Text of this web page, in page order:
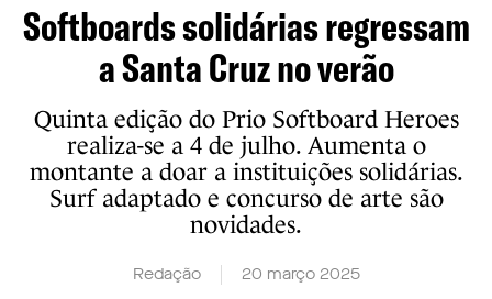
Softboards solidárias regressam
a Santa Cruz no verão
Quinta edição do Prio Softboard Heroes
realiza-se a 4 de julho. Aumenta o
montante a doar a instituições solidárias.
Surf adaptado e concurso de arte são
novidades.
Redação 20 março 2025